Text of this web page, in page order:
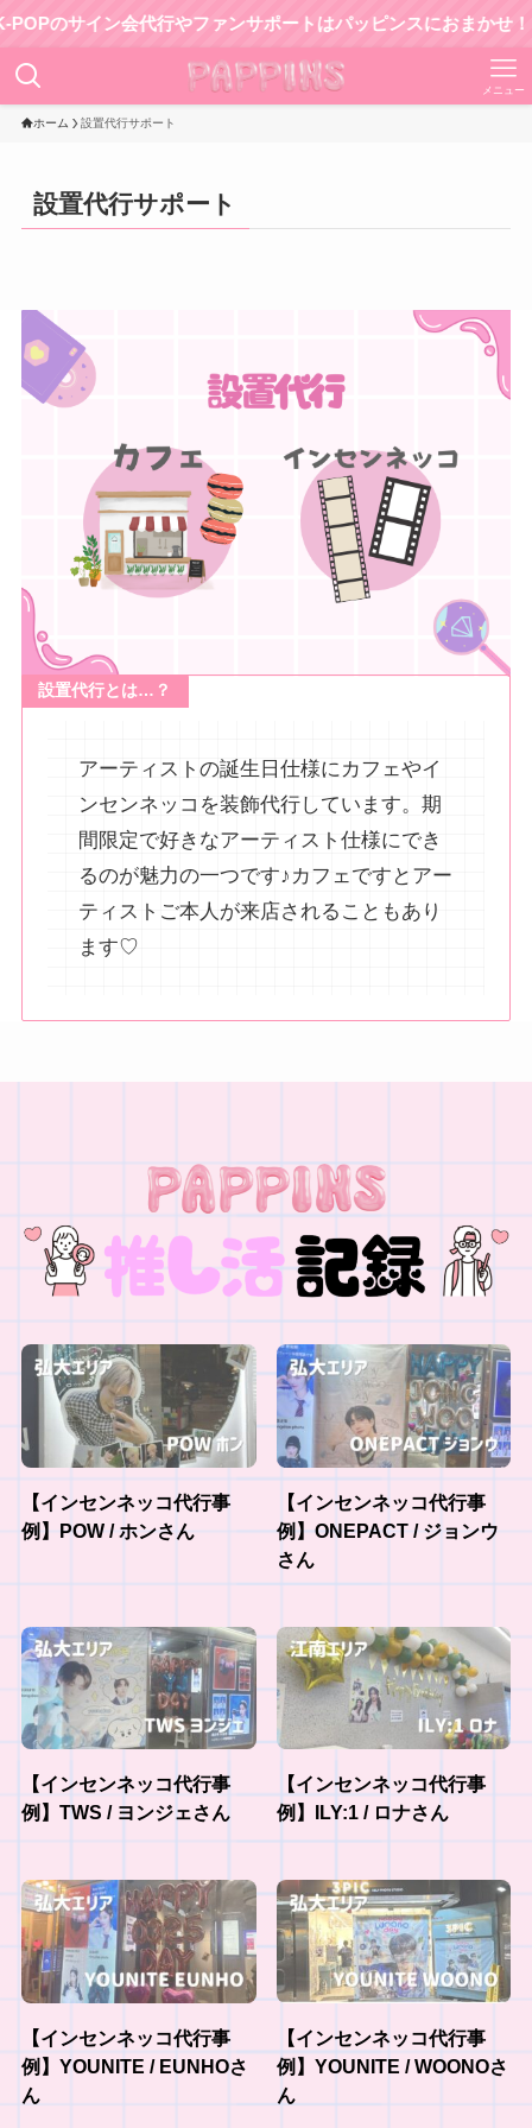
サイン会代行やファンサポートはパッピンスにおまかせ！
メニュー
ホーム 設置代行サポート
設置代行サポート
設置代行とは…？
アーティストの誕生日仕様にカフェやイ
ンセンネッコを装飾代行しています。期
間限定で好きなアーティスト仕様にでき
るのが魅力の一つです♪カフェですとアー
ティストご本人が来店されることもあり
ます♡
【インセンネッコ代行事
例】POW / ホンさん
【インセンネッコ代行事
例】ONEPACT / ジョンウ
さん
【インセンネッコ代行事
例】TWS / ヨンジェさん
【インセンネッコ代行事
例】ILY:1 / ロナさん
【インセンネッコ代行事
例】YOUNITE / EUNHOさ
ん
【インセンネッコ代行事
例】YOUNITE / WOONOさ
ん